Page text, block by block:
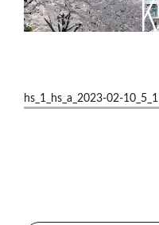
hs_1_hs_a_2023-02-10_5_1